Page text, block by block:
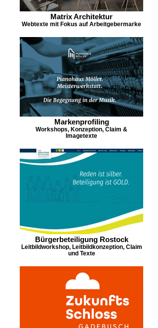
Matrix Architektur
Webtexte mit Fokus auf Arbeitgebermarke
Markenprofiling
Workshops, Konzeption, Claim &
Imagetexte
Bürgerbeteiligung Rostock
Leitbildworkshop, Leitbildkonzeption, Claim
und Texte